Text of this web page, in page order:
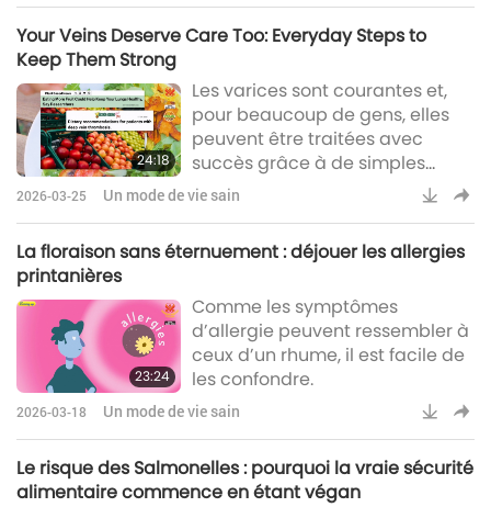
Your Veins Deserve Care Too: Everyday Steps to
Keep Them Strong
24:18
Les varices sont courantes et,
pour beaucoup de gens, elles
peuvent être traitées avec
succès grâce à de simples
changements de mode de vie.
2026-03-25 Un mode de vie sain
La floraison sans éternuement : déjouer les allergies
printanières
23:24
Comme les symptômes
d’allergie peuvent ressembler à
ceux d’un rhume, il est facile de
les confondre.
2026-03-18 Un mode de vie sain
Le risque des Salmonelles : pourquoi la vraie sécurité
alimentaire commence en étant végan